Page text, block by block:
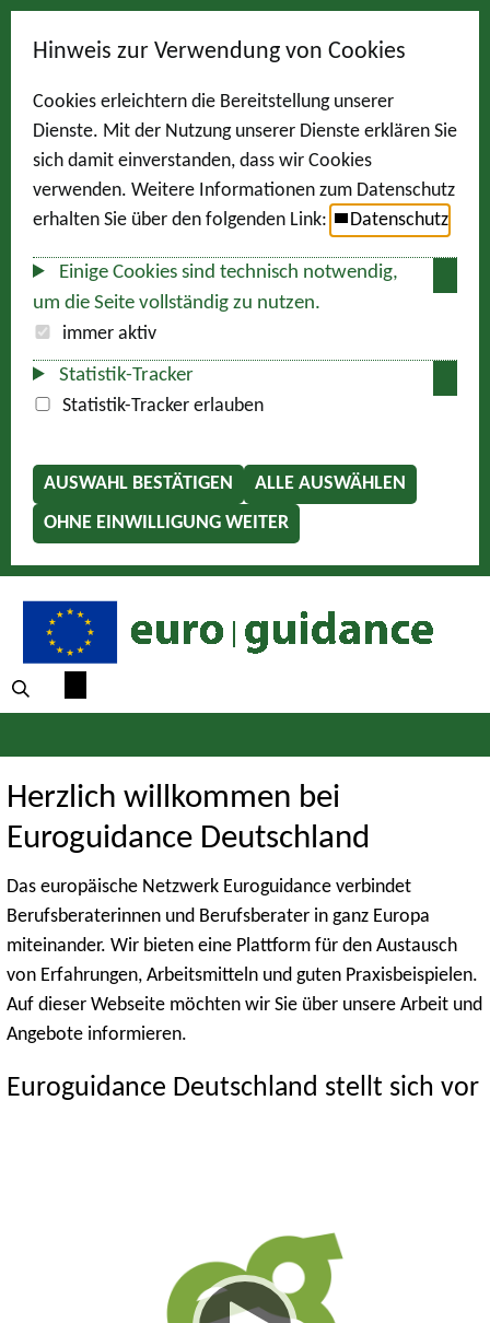
Hinweis zur Verwendung von Cookies
Cookies erleichtern die Bereitstellung unserer
Dienste. Mit der Nutzung unserer Dienste erklären Sie
sich damit einverstanden, dass wir Cookies
verwenden. Weitere Informationen zum Datenschutz
erhalten Sie über den folgenden Link:
Datenschutz
Einige Cookies sind technisch notwendig,
um die Seite vollständig zu nutzen.
immer aktiv
Statistik-Tracker
Statistik-Tracker erlauben
AUSWAHL BESTÄTIGEN
ALLE AUSWÄHLEN
OHNE EINWILLIGUNG WEITER
Herzlich willkommen bei
Euroguidance Deutschland
Das europäische Netzwerk Euroguidance verbindet
Berufsberaterinnen und Berufsberater in ganz Europa
miteinander. Wir bieten eine Plattform für den Austausch
von Erfahrungen, Arbeitsmitteln und guten Praxisbeispielen.
Auf dieser Webseite möchten wir Sie über unsere Arbeit und
Angebote informieren.
Euroguidance Deutschland stellt sich vor